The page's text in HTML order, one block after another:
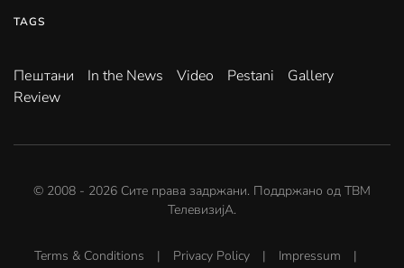
TAGS
Пештани In the News Video Pestani
Gallery
Review
© 2008 - 2026 Сите права задржани. Поддржано од ТВМ
ТелевизијА.
Terms & Conditions | Privacy Policy | Impressum |